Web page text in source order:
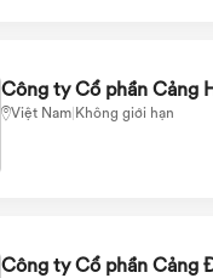
Công ty Cổ phần Cảng
Việt Nam|Không giới hạn
Công ty Cổ phần Cảng